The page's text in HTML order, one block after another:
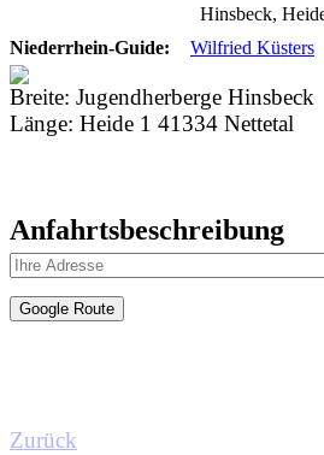
Hinsbeck,
Niederrhein-Guide:
Wilfried Küsters
Breite: Jugendherberge Hinsbeck
Länge: Heide 1 41334 Nettetal
Anfahrtsbeschreibung
Zurück